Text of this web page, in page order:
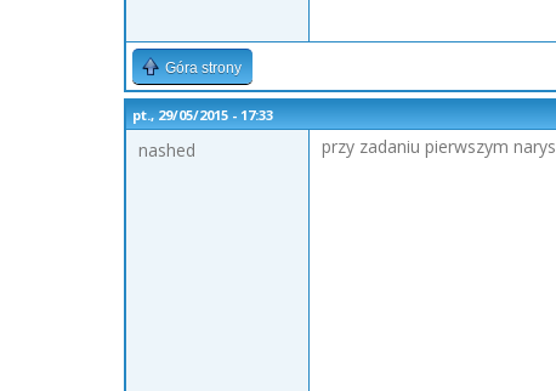
Góra strony
pt., 29/05/2015 - 17:33
nashed
przy zadaniu pierwszym